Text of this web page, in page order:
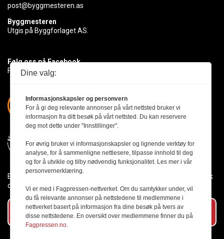
post@byggmesteren.as
Byggmesteren
Utgis på Byggforlaget AS.
Følg oss på Facebook
Få med deg det siste innen byggebransjen
Byggmesteren følger Vær Varsom-plakaten og presseetikken slik
den er nedfelt i Redaktørplakaten.
Abonner på vårt nyhetsbrev
Dine valg:
Informasjonskapsler og personvern
For å gi deg relevante annonser på vårt nettsted bruker vi
informasjon fra ditt besøk på vårt nettsted. Du kan reservere
deg mot dette under "Innstillinger".
For øvrig bruker vi informasjonskapsler og lignende verktøy for
analyse, for å sammenligne nettlesere, tilpasse innhold til deg
og for å utvikle og tilby nødvendig funksjonalitet. Les mer i vår
personvernerklæring.
Vi er med i Fagpressen-nettverket. Om du samtykker under, vil
du få relevante annonser på nettstedene til medlemmene i
nettverket basert på informasjon fra dine besøk på tvers av
disse nettstedene. En oversikt over medlemmene finner du på
Fagpressen.no.